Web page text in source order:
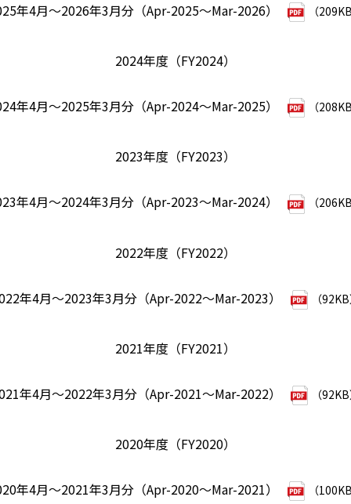
年4月～2026年3月分（Apr-2025～Mar-2026） （
2024年度（FY2024）
年4月～2025年3月分（Apr-2024～Mar-2025） （
2023年度（FY2023）
年4月～2024年3月分（Apr-2023～Mar-2024） （
2022年度（FY2022）
年4月～2023年3月分（Apr-2022～Mar-2023） （
2021年度（FY2021）
年4月～2022年3月分（Apr-2021～Mar-2022） （
2020年度（FY2020）
年4月～2021年3月分（Apr-2020～Mar-2021） （